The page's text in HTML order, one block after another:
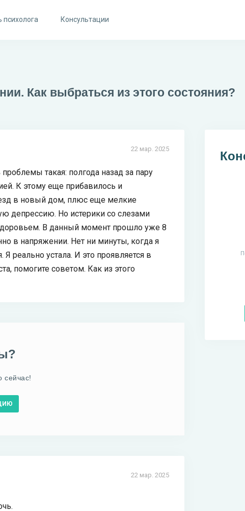
психолога Консультации
Как выбраться из этого состояния?
22 мар. 2025
такая: полгода назад за пару
К этому еще прибавилось и
в новый дом, плюс еще мелкие
депрессию. Но истерики со слезами
В данный момент прошло уже 8
в напряжении. Нет ни минуты, когда я
реально устала. И это проявляется в
помогите советом. Как из этого
сейчас!
22 мар. 2025